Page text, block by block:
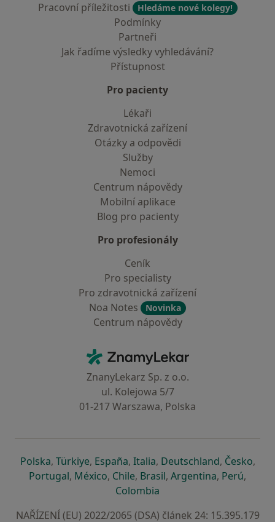
Pracovní příležitosti
Hledáme nové kolegy!
Podmínky
Partneři
Jak řadíme výsledky vyhledávání?
Přístupnost
Pro pacienty
Lékaři
Zdravotnická zařízení
Otázky a odpovědi
Služby
Nemoci
Centrum nápovědy
Mobilní aplikace
Blog pro pacienty
Pro profesionály
Ceník
Pro specialisty
Pro zdravotnická zařízení
Noa Notes
Novinka
Centrum nápovědy
ZnamyLekar - Hlavní stránka
ZnanyLekarz Sp. z o.o.
ul. Kolejowa 5/7
01-217 Warszawa, Polska
Polskase otevře v nové záložce
, Türkiyese otevře v nové záložce
, Españase otevře v nové záložce
, Italiase otevře v nové záložce
, Deutschlandse otevře v
, Českose
,
Portugalse otevře v nové záložce
, Méxicose otevře v nové záložce
, Chilese otevře v nové záložce
, Brasilse otevře v nové
, Argentinase otevře v
, Perúse
,
Colombia
NAŘÍZENÍ (EU) 2022/2065 (DSA) článek 24: 15.395.179